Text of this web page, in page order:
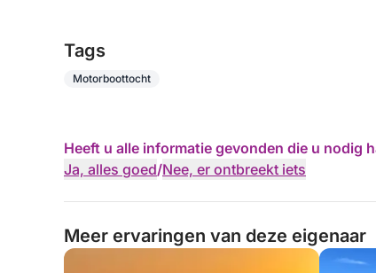
Tags
Motorboottocht
Heeft u alle informatie gevonden die u nodig
Ja, alles goed/Nee, er ontbreekt iets
Meer ervaringen van deze eigenaar